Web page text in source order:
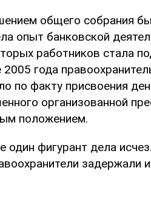
общего собрания
опыт банковской
работников стала
года
по факту присвоения
организованной
положением.
фигурант дела
задержали